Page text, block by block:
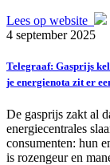
Lees op website
4 september 2025
Telegraaf: Gasprijs
je energienota zit er
De gasprijs zakt al
energiecentrales
consumenten: hun
is rozengeur en